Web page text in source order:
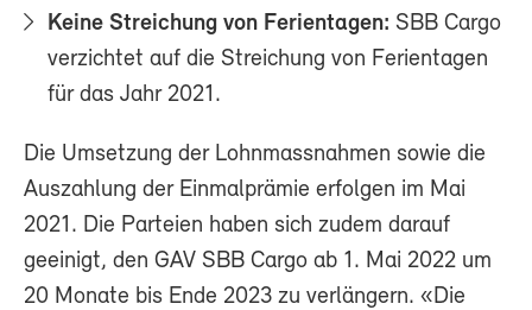
Keine Streichung von Ferientagen: SBB Cargo
verzichtet auf die Streichung von Ferientagen
für das Jahr 2021.
Die Umsetzung der Lohnmassnahmen sowie die
Auszahlung der Einmalprämie erfolgen im Mai
2021. Die Parteien haben sich zudem darauf
geeinigt, den GAV SBB Cargo ab 1. Mai 2022 um
20 Monate bis Ende 2023 zu verlängern. «Die